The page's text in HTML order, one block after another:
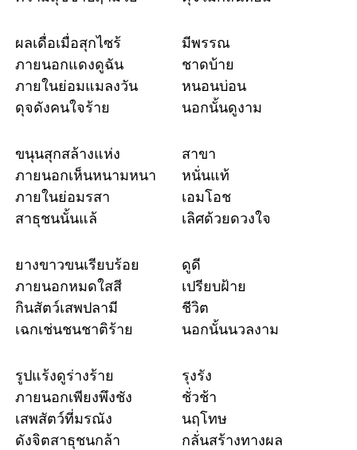
ผลเดื่อเมื่อสุกไซร้
ภายนอกแดงดูฉัน
ภายในย่อมแมลงวัน
ดุจดังคนใจร้าย
มีพรรณ
ชาดบ้าย
หนอนบ่อน
นอกนั้นดูงาม
ขนุนสุกสล้างแห่ง
ภายนอกเห็นหนามหนา
ภายในย่อมรสา
สาธุชนนั้นแล้
สาขา
หนั่นแท้
เอมโอช
เลิศด้วยดวงใจ
ยางขาวขนเรียบร้อย
ภายนอกหมดใสสี
กินสัตว์เสพปลามี
เฉกเช่นชนชาติร้าย
ดูดี
เปรียบฝ้าย
ชีวิต
นอกนั้นนวลงาม
รูปแร้งดูร่างร้าย
ภายนอกเพียงพึงชัง
เสพสัตว์ที่มรณัง
ดังจิตสาธุชนกล้า
รุงรัง
ชั่วช้า
นฤโทษ
กลั่นสร้างทางผล